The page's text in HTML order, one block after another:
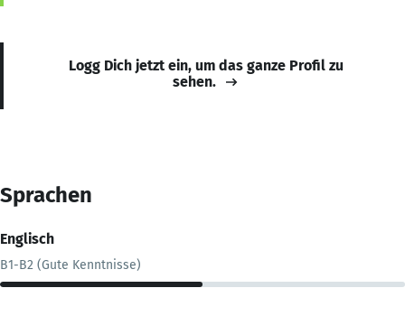
Logg Dich jetzt ein, um das ganze Profil zu
sehen.
Sprachen
Englisch
B1-B2 (Gute Kenntnisse)